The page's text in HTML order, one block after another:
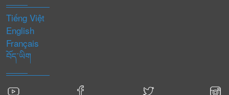
Tiếng Việt
English
Français
བོད་ཡིག